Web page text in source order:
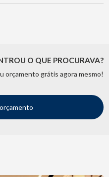
O QUE PROCURAVA?
orçamento grátis agora mesmo!